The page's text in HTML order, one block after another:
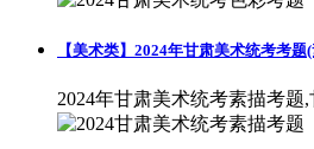
【美术类】2024年甘肃美术统考考题
2024年甘肃美术统考素描考题